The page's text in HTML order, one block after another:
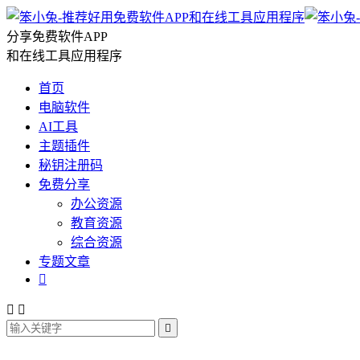
分享免费软件APP
和在线工具应用程序
首页
电脑软件
AI工具
主题插件
秘钥注册码
免费分享
办公资源
教育资源
综合资源
专题文章

 
